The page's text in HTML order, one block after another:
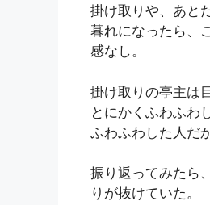
掛け取りや、あと
暮れになったら、
感なし。
掛け取りの亭主は
とにかくふわふわ
ふわふわした人だ
振り返ってみたら
りが抜けていた。